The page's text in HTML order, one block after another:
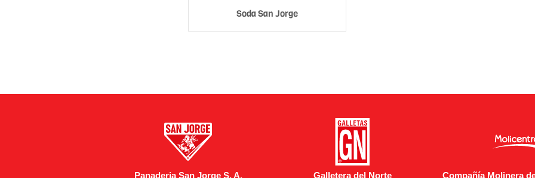
Soda San Jorge
Panaderia San Jorge S. A. Galletera del Norte Compañía Molinera